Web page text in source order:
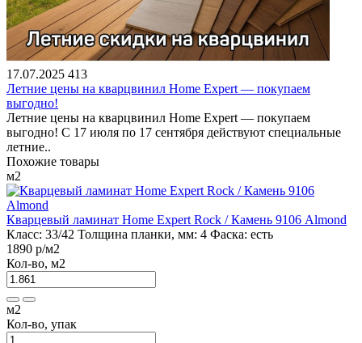
17.07.2025 413
Летние цены на кварцвинил Home Expert — покупаем
выгодно!
Летние цены на кварцвинил Home Expert — покупаем
выгодно! С 17 июля по 17 сентября действуют специальные
летние..
Похожие товары
м2
Кварцевый ламинат Home Expert Rock / Камень 9106 Almond
Класс: 33/42 Толщина планки, мм: 4 Фаска: есть
1890 р/м2
Кол-во, м2
м2
Кол-во, упак